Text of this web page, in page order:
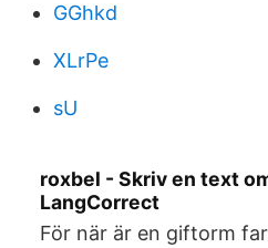
GGhkd
XLrPe
sU
roxbel - Skriv en text
LangCorrect
För när är en giftorm